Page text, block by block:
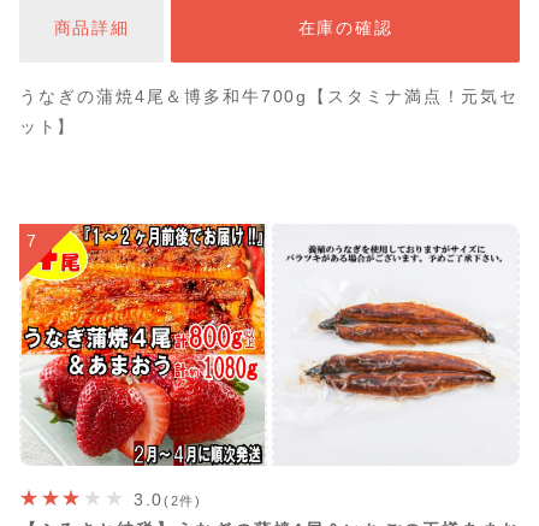
商品詳細 在庫の確認
うなぎの蒲焼4尾＆博多和牛700g【スタミナ満点！元気セ
ット】
7
3.0(2件)